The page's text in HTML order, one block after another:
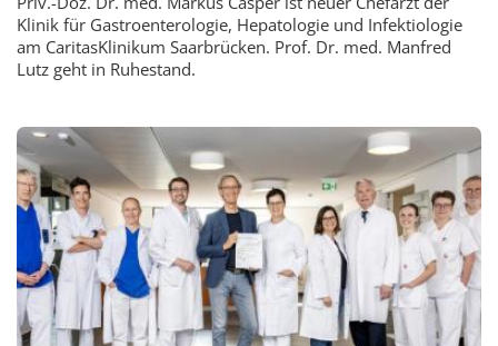
Klinik für Gastroenterologie, Hepatologie und Infektiologie
am CaritasKlinikum Saarbrücken. Prof. Dr. med. Manfred
Lutz geht in Ruhestand.